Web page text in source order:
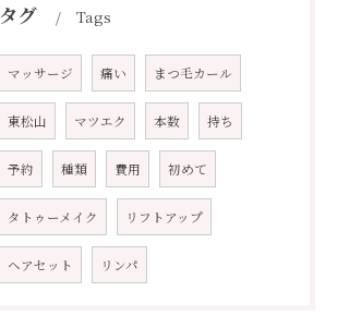
タグ Tags
マッサージ 痛い まつ毛カール
東松山 マツエク 本数 持ち
予約 種類 費用 初めて
タトゥーメイク リフトアップ
ヘアセット リンパ